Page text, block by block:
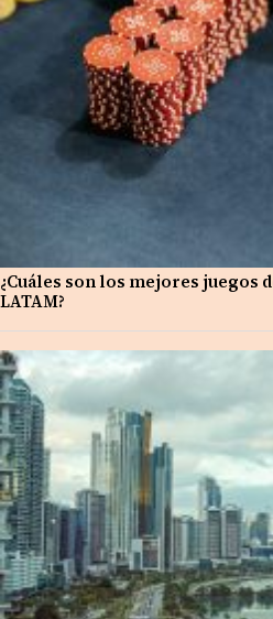
¿Cuáles son los mejores juegos
LATAM?